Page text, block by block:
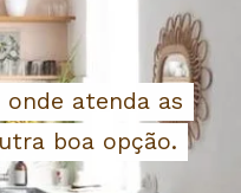
atenda as
boa opção.
atenda as
boa opção.